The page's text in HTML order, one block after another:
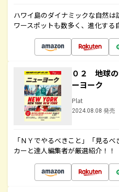
ハワイ島のダイナミックな自然
ワースポットも数多く、進化する
０２ 地球
ーヨーク
Plat
2024.08.08 発売
「ＮＹでやるべきこと」「見る
カーと達人編集者が厳選紹介！